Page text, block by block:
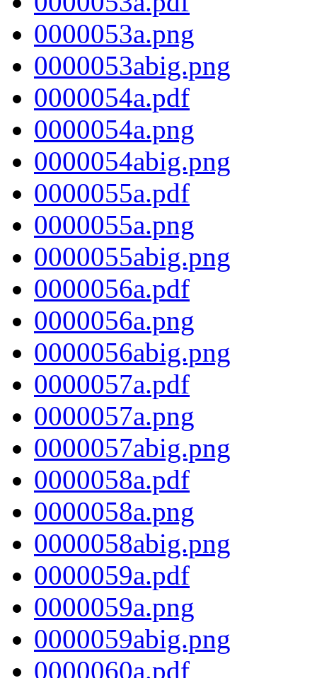
0000053a.png
0000053abig.png
0000054a.pdf
0000054a.png
0000054abig.png
0000055a.pdf
0000055a.png
0000055abig.png
0000056a.pdf
0000056a.png
0000056abig.png
0000057a.pdf
0000057a.png
0000057abig.png
0000058a.pdf
0000058a.png
0000058abig.png
0000059a.pdf
0000059a.png
0000059abig.png
0000060a.pdf